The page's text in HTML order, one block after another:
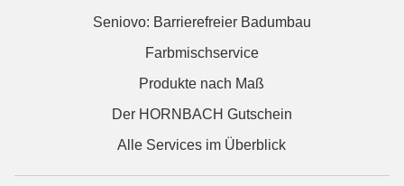
Seniovo: Barrierefreier Badumbau
Farbmischservice
Produkte nach Maß
Der HORNBACH Gutschein
Alle Services im Überblick